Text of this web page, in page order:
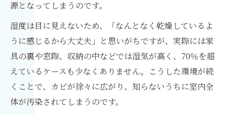
源となってしまうのです。
湿度は目に見えないため、「なんとなく乾燥しているよ
うに感じるから大丈夫」と思いがちですが、実際には家
具の裏や窓際、収納の中などでは湿気が高く、70％を超
えているケースも少なくありません。こうした環境が続
くことで、カビが徐々に広がり、知らないうちに室内全
体が汚染されてしまうのです。